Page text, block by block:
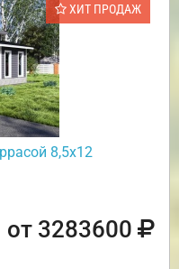
ХИТ ПРОДАЖ
8,5х12
от 3283600